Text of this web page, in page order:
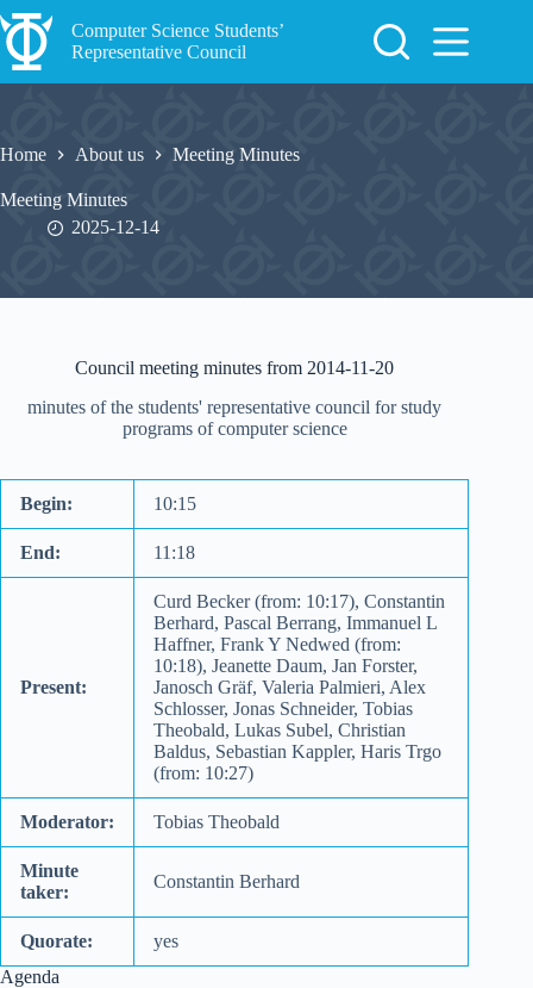
Skip
to
content
Computer Science Students’
Representative Council
Home About us Meeting Minutes
Meeting Minutes
2025-12-14
Council meeting minutes from 2014-11-20
minutes of the students' representative council for study
programs of computer science
Begin: 10:15
End: 11:18
Present:
Curd Becker (from: 10:17), Constantin
Berhard, Pascal Berrang, Immanuel L
Haffner, Frank Y Nedwed (from:
10:18), Jeanette Daum, Jan Forster,
Janosch Gräf, Valeria Palmieri, Alex
Schlosser, Jonas Schneider, Tobias
Theobald, Lukas Subel, Christian
Baldus, Sebastian Kappler, Haris Trgo
(from: 10:27)
Moderator: Tobias Theobald
Minute
taker:
Constantin Berhard
Quorate:
yes
Agenda